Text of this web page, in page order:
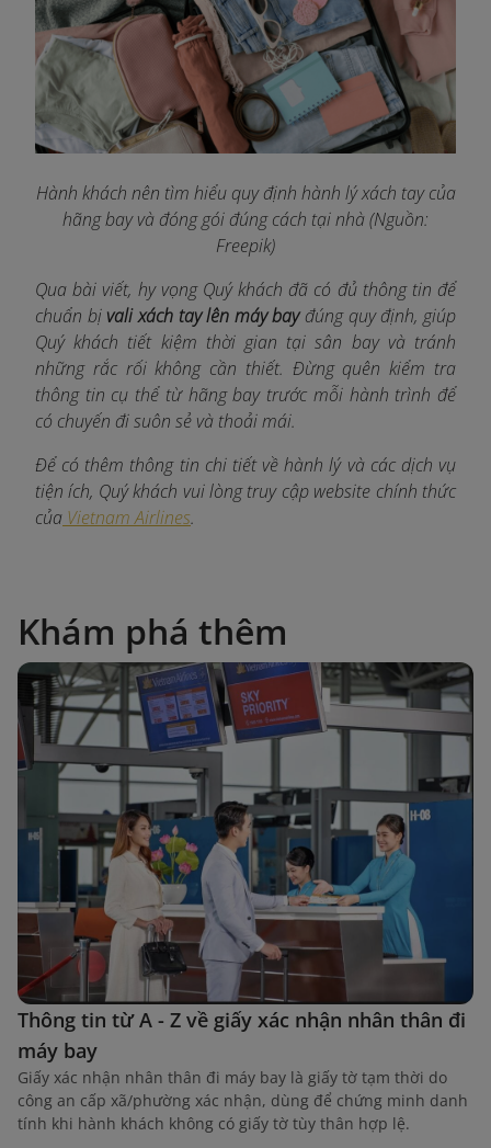
Hành khách nên tìm hiểu quy định hành lý xách tay của
hãng bay và đóng gói đúng cách tại nhà (Nguồn:
Freepik)
Qua bài viết, hy vọng Quý khách đã có đủ thông tin để
chuẩn bị vali xách tay lên máy bayđúng quy định, giúp
Quý khách tiết kiệm thời gian tại sân bay và tránh
những rắc rối không cần thiết. Đừng quên kiểm tra
thông tin cụ thể từ hãng bay trước mỗi hành trình để
có chuyến đi suôn sẻ và thoải mái.
Để có thêm thông tin chi tiết về hành lý và các dịch vụ
tiện ích, Quý khách vui lòng truy cập website chính thức
của Vietnam Airlines.
Khám phá thêm
Thông tin từ A - Z về giấy xác nhận nhân thân đi
máy bay
Giấy xác nhận nhân thân đi máy bay là giấy tờ tạm thời do
công an cấp xã/phường xác nhận, dùng để chứng minh danh
tính khi hành khách không có giấy tờ tùy thân hợp lệ.